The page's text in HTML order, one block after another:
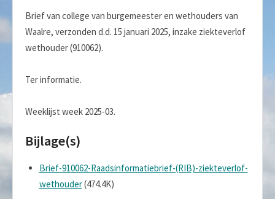
Brief van college van burgemeester en wethouders van
Waalre, verzonden d.d. 15 januari 2025, inzake ziekteverlof
wethouder (910062).
Ter informatie.
Weeklijst week 2025-03.
Bijlage(s)
Brief-910062-Raadsinformatiebrief-(RIB)-ziekteverlof-
wethouder(474.4K)